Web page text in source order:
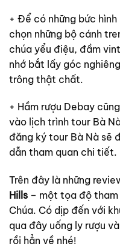
+ Để có những bức
chọn những bộ cánh
chúa yểu điệu, đầm
nhớ bắt lấy góc
trông thật chất.
+ Hầm rượu Debay
vào lịch trình tour Bà
đăng ký tour Bà Nà sẽ
dẫn tham quan chi tiết.
Trên đây là những
Hills – một tọa độ tham
Chúa. Có dịp đến với
qua đây uống ly rượu
rồi hẳn về nhé!